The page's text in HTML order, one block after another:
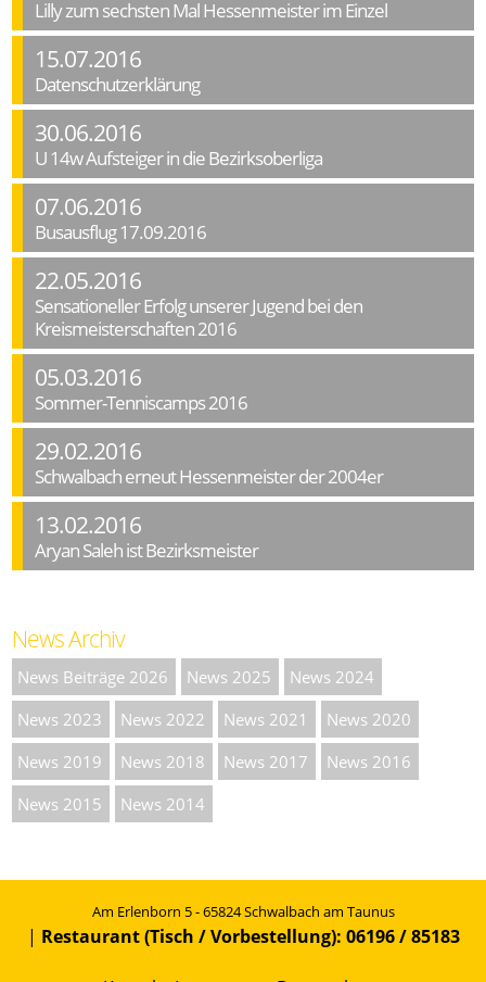
Lilly zum sechsten Mal Hessenmeister im Einzel
15.07.2016
Datenschutzerklärung
30.06.2016
U 14w Aufsteiger in die Bezirksoberliga
07.06.2016
Busausflug 17.09.2016
22.05.2016
Sensationeller Erfolg unserer Jugend bei den
Kreismeisterschaften 2016
05.03.2016
Sommer-Tenniscamps 2016
29.02.2016
Schwalbach erneut Hessenmeister der 2004er
13.02.2016
Aryan Saleh ist Bezirksmeister
News Archiv
News Beiträge 2026 News 2025
News 2024
News 2023
News 2022 News 2021
News 2020
News 2019
News 2018 News 2017
News 2016
News 2015
News 2014
Am Erlenborn 5 - 65824 Schwalbach am Taunus
| Restaurant (Tisch / Vorbestellung): 06196 / 85183